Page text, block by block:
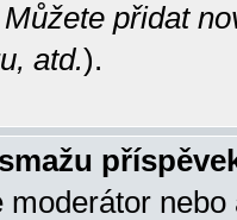
Můžete přidat
atd.).